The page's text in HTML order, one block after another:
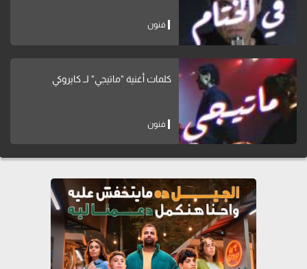
فنون
كلمات أغنية "ماتيجي" لــ كايروكي
فنون